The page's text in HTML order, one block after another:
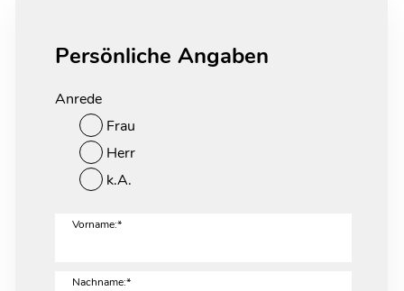
Persönliche Angaben
Anrede
Frau
Herr
k.A.
Vorname:*
Nachname:*